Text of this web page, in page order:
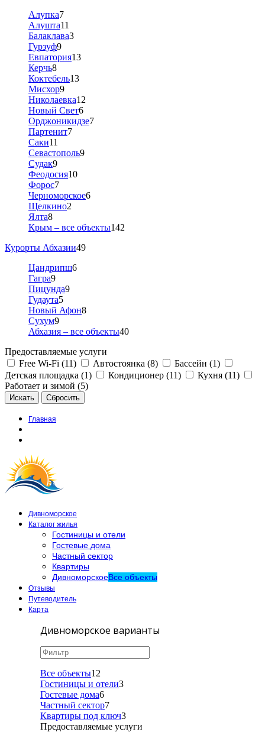
Алупка7
Алушта11
Балаклава3
Гурзуф9
Евпатория13
Керчь8
Коктебель13
Мисхор9
Николаевка12
Новый Свет6
Орджоникидзе7
Партенит7
Саки11
Севастополь9
Судак9
Феодосия10
Форос7
Черноморское6
Щелкино2
Ялта8
Крым – все объекты142
Курорты Абхазии49
Цандрипш6
Гагра9
Пицунда9
Гудаута5
Новый Афон8
Сухум9
Абхазия – все объекты40
Предоставляемые услуги
Free Wi-Fi (11)
Автостоянка (8)
Бассейн (1)
Детская площадка (1)
Кондиционер (11)
Кухня (11)
Работает и зимой (5)
Главная
Дивноморское
Каталог жилья
Гостиницы и отели
Гостевые дома
Частный сектор
Квартиры
ДивноморскоеВсе объекты
Отзывы
Путеводитель
Карта
Дивноморское варианты
Все объекты12
Гостиницы и отели3
Гостевые дома6
Частный сектор7
Квартиры под ключ3
Предоставляемые услуги